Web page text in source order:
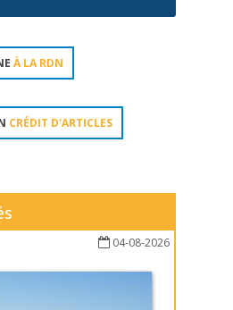
À LA RDN
CRÉDIT D'ARTICLES
04-08-2026